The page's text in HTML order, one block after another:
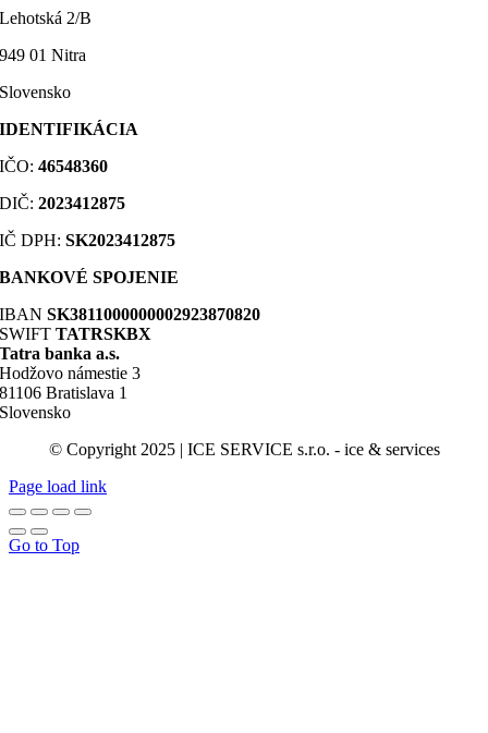
Lehotská 2/B
949 01 Nitra
Slovensko
IDENTIFIKÁCIA
IČO:46548360
DIČ:2023412875
IČ DPH:SK2023412875
BANKOVÉ SPOJENIE
IBANSK3811000000002923870820
SWIFT TATRSKBX
Tatra banka a.s.
Hodžovo námestie 3
81106 Bratislava 1
Slovensko
© Copyright 2025 | ICE SERVICE s.r.o. - ice & services
Page load link
Go to Top